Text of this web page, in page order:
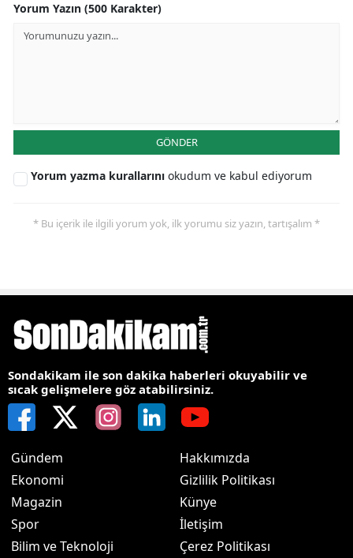
Yorum Yazın (500 Karakter)
GÖNDER
Yorum yazma kurallarını okudum ve kabul ediyorum
* Bu içerik ile ilgili yorum yok, ilk yorumu siz yazın, tartışalım *
Sondakikam ile son dakika haberleri okuyabilir ve
sıcak gelişmelere göz atabilirsiniz.
Gündem
Ekonomi
Magazin
Spor
Bilim ve Teknoloji
Hakkımızda
Gizlilik Politikası
Künye
İletişim
Çerez Politikası